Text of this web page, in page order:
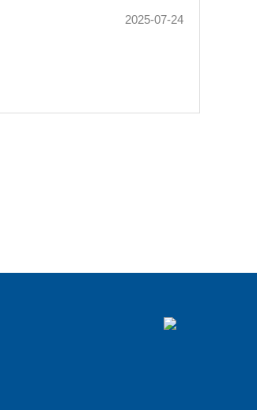
2025-07-24